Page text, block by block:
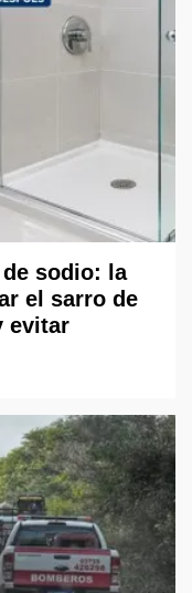
sodio: la
el sarro de
evitar